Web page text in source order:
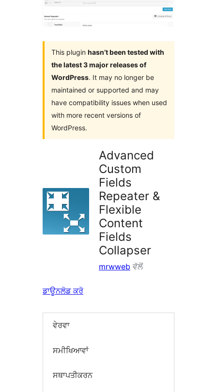
This plugin hasn’t been tested with
the latest 3 major releases of
WordPress. It may no longer be
maintained or supported and may
have compatibility issues when used
with more recent versions of
WordPress.
Advanced
Custom
Fields
Repeater &
Flexible
Content
Fields
Collapser
mrwweb ਵੱਲੋਂ
ਡਾਊਨਲੋਡ ਕਰੋ
ਵੇਰਵਾ
ਸਮੀਖਿਆਵਾਂ
ਸਥਾਪਤੀਕਰਨ